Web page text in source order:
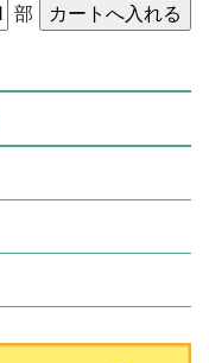
部